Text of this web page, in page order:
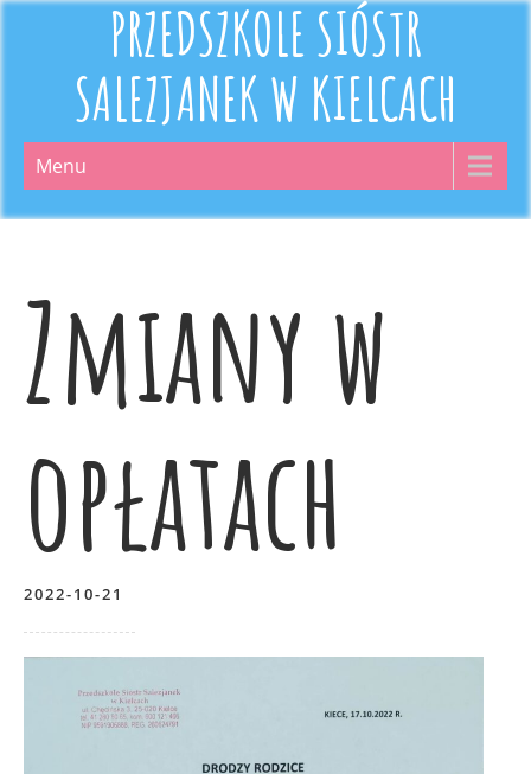
PRZEDSZKOLE SIÓSTR
SALEZJANEK W KIELCACH
Menu
Zmiany w
opłatach
2022-10-21